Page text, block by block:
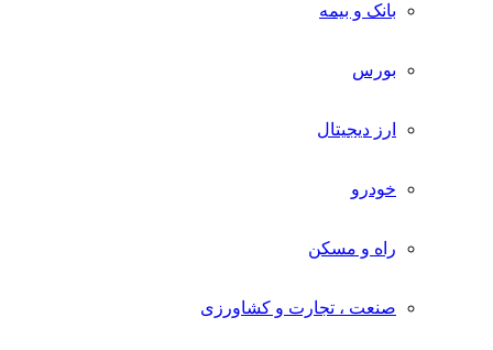
بانک و بیمه
بورس
ارز دیجیتال
خودرو
راه و مسکن
صنعت ، تجارت و کشاورزی